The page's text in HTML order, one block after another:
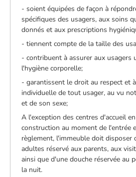
- soient équipées de façon à
spécifiques des usagers, aux soins
donnés et aux prescriptions
- tiennent compte de la taille des
- contribuent à assurer aux usagers
l'hygiène corporelle;
- garantissent le droit au respect et
individuelle de tout usager, au vu
et de son sexe;
A l'exception des centres d'accueil
construction au moment de l'entrée
règlement, l'immeuble doit disposer
adultes réservé aux parents, aux
ainsi que d'une douche réservée au
la nuit.